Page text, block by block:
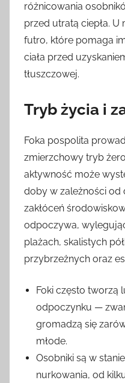
różnicowania
przed utratą ciepła. U
futro, które pomaga
ciała przed
tłuszczowej.
Tryb życia i
Foka pospolita
zmierzchowy tryb
aktywność może
doby w zależności od
zakłóceń
odpoczywa,
plażach, skalistych
przybrzeżnych oraz
Foki często tworzą
odpoczynku —
gromadzą się
młode.
Osobniki są w
nurkowania, od